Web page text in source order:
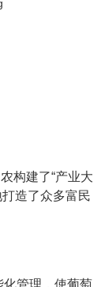
构建了“产业大
造了众多富民
化管理，使葡萄